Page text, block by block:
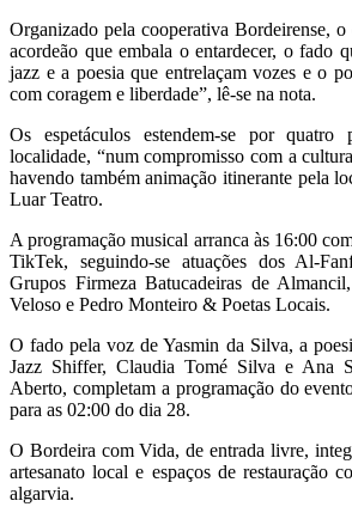
Organizado pela cooperativa Bordeirense,
acordeão que embala o entardecer, o fado
jazz e a poesia que entrelaçam vozes e o
com coragem e liberdade”, lê-se na nota.
Os espetáculos estendem-se por quatro
localidade, “num compromisso com a
havendo também animação itinerante pela
Luar Teatro.
A programação musical arranca às 16:00
TikTek, seguindo-se atuações dos Al-
Grupos Firmeza Batucadeiras de
Veloso e Pedro Monteiro & Poetas Locais.
O fado pela voz de Yasmin da Silva, a
Jazz Shiffer, Claudia Tomé Silva e Ana
Aberto, completam a programação do
para as 02:00 do dia 28.
O Bordeira com Vida, de entrada livre,
artesanato local e espaços de restauração
algarvia.